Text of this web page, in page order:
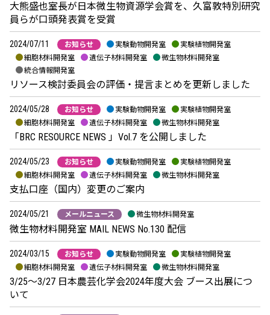
大熊盛也室長が日本微生物資源学会賞を、久富敦特別研究
員らが口頭発表賞を受賞
2024/07/11 お知らせ 実験動物開発室
実験植物開発室
細胞材料開発室
遺伝子材料開発室
微生物材料開発室
統合情報開発室
リソース検討委員会の評価・提言まとめを更新しました
2024/05/28 お知らせ 実験動物開発室
実験植物開発室
細胞材料開発室
遺伝子材料開発室 微生物材料開発室
「BRC RESOURCE NEWS 」Vol.7 を公開しました
2024/05/23 お知らせ 実験動物開発室
実験植物開発室
細胞材料開発室
遺伝子材料開発室 微生物材料開発室
支払口座（国内）変更のご案内
2024/05/21 メールニュース 微生物材料開発室
微生物材料開発室 MAIL NEWS No.130 配信
2024/03/15 お知らせ 実験動物開発室
実験植物開発室
細胞材料開発室
遺伝子材料開発室 微生物材料開発室
3/25～3/27 日本農芸化学会2024年度大会 ブース出展につ
いて